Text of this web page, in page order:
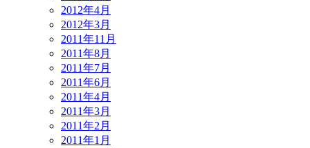
2012年4月
2012年3月
2011年11月
2011年8月
2011年7月
2011年6月
2011年4月
2011年3月
2011年2月
2011年1月